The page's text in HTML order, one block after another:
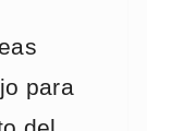
para